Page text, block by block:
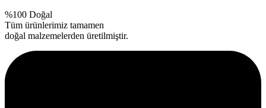
%100 Doğal
Tüm ürünlerimiz tamamen
doğal malzemelerden üretilmiştir.